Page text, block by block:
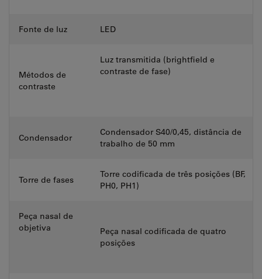
Fonte de luz LED
Métodos de
contraste
Luz transmitida (brightfield e
contraste de fase)
Condensador
Condensador S40/0,45, distância de
trabalho de 50 mm
Torre de fases
Torre codificada de três posições (BF,
PH0, PH1)
Peça nasal de
objetiva
Peça nasal codificada de quatro
posições